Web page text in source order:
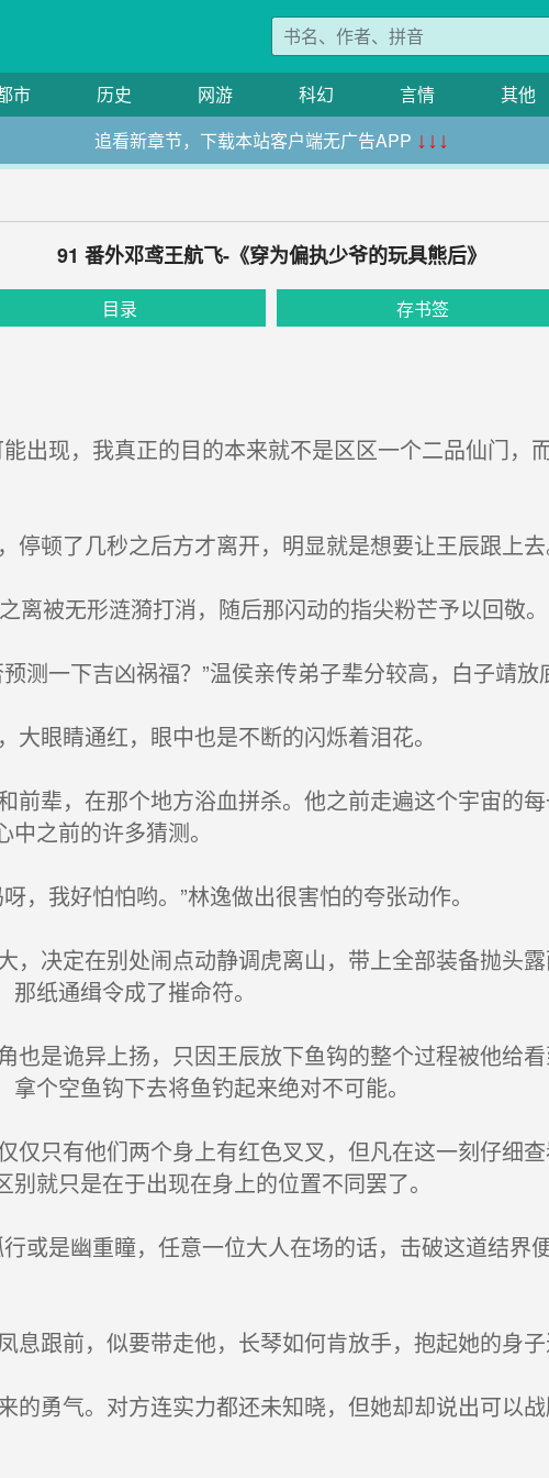
市 历史 网游 科幻 言情 其他
追看新章节，下载本站客户端无广告APP ↓↓↓
91 番外邓鸢王航飞-《穿为偏执少爷的玩具熊后》
目录 存书签
出现，我真正的目的本来就不是区区一个二品仙门，
顿了几秒之后方才离开，明显就是想要让王辰跟上去
离被无形涟漪打消，随后那闪动的指尖粉芒予以回敬。
测一下吉凶祸福？”温侯亲传弟子辈分较高，白子靖放
眼睛通红，眼中也是不断的闪烁着泪花。
辈，在那个地方浴血拼杀。他之前走遍这个宇宙的
之前的许多猜测。
，我好怕怕哟。”林逸做出很害怕的夸张动作。
决定在别处闹点动静调虎离山，带上全部装备抛头
纸通缉令成了摧命符。
是诡异上扬，只因王辰放下鱼钩的整个过程被他给
个空鱼钩下去将鱼钓起来绝对不可能。
只有他们两个身上有红色叉叉，但凡在这一刻仔细
就只是在于出现在身上的位置不同罢了。
或是幽重瞳，任意一位大人在场的话，击破这道结界
跟前，似要带走他，长琴如何肯放手，抱起她的身子
勇气。对方连实力都还未知晓，但她却却说出可以战